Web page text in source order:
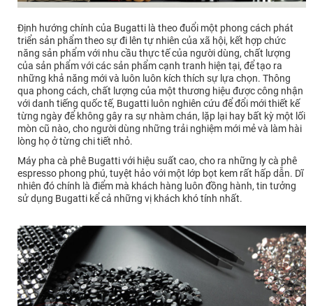
Định hướng chính của Bugatti là theo đuổi một phong cách phát
triển sản phẩm theo sự đi lên tự nhiên của xã hội, kết hợp chức
năng sản phẩm với nhu cầu thực tế của người dùng, chất lượng
của sản phẩm với các sản phẩm cạnh tranh hiện tại, để tạo ra
những khả năng mới và luôn luôn kích thích sự lựa chọn. Thông
qua phong cách, chất lượng của một thương hiệu được công nhận
với danh tiếng quốc tế, Bugatti luôn nghiên cứu để đổi mới thiết kế
từng ngày để không gây ra sự nhàm chán, lặp lại hay bất kỳ một lối
mòn cũ nào, cho người dùng những trải nghiệm mới mẻ và làm hài
lòng họ ở từng chi tiết nhỏ.
Máy pha cà phê Bugatti với hiệu suất cao, cho ra những ly cà phê
espresso phong phú, tuyệt hảo với một lớp bọt kem rất hấp dẫn. Dĩ
nhiên đó chính là điểm mà khách hàng luôn đồng hành, tin tưởng
sử dụng Bugatti kể cả những vị khách khó tính nhất.